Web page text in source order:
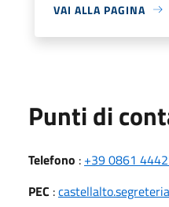
VAI ALLA PAGINA
Punti di
Telefono : +39 0861
PEC :